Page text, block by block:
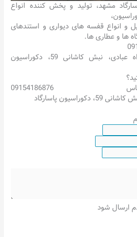
مشهد، تولید و پخش کننده انواع
و انواع قفسه های دیواری و استندهای
ها و عطاری ها.
آدرس: مشهد، چهار راه عبادی، نبش کاشانی 59، دکوراسیون
09154186876
پاسارگاد
ارسال شود